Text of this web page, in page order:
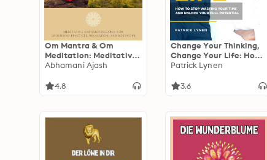
Om Mantra & Om
Meditation: Meditative
Om Soundscapes for
Relaxation, and
Abhamani Ajash
4.8
Change Your Thinking,
Change Your Life: How
to Stop Wasting Your
Full Potential
Patrick Lynen
3.6